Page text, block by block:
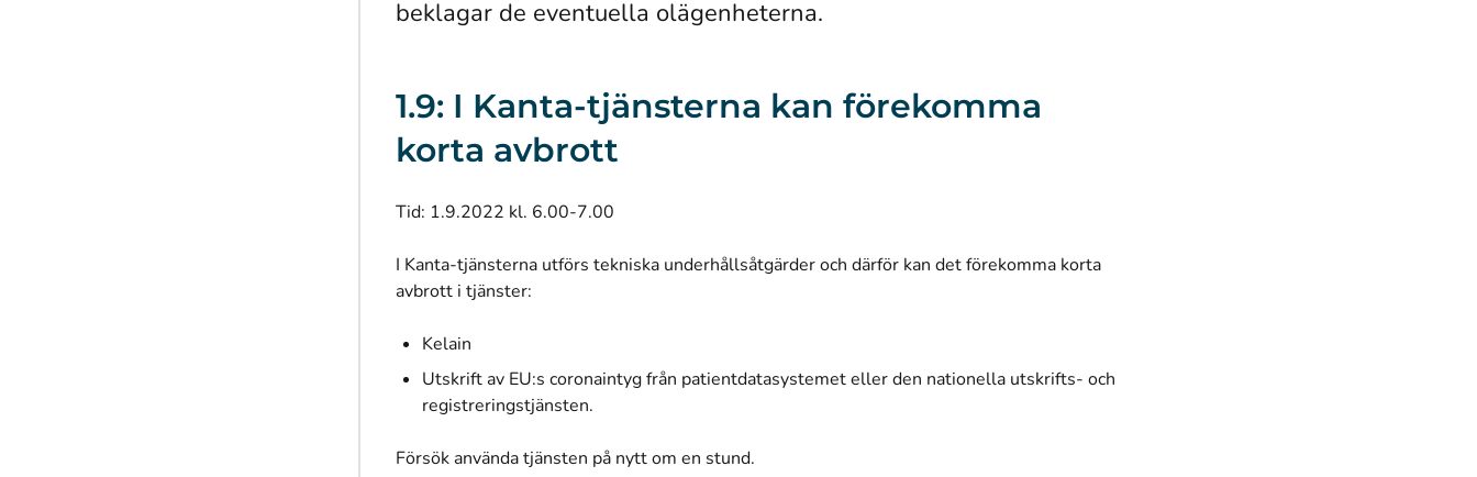
beklagar de eventuella olägenheterna.
1.9: I Kanta-tjänsterna kan förekomma
korta avbrott
Tid: 1.9.2022 kl. 6.00-7.00
I Kanta-tjänsterna utförs tekniska underhållsåtgärder och därför kan det förekomma korta
avbrott i tjänster:
Kelain
Utskrift av EU:s coronaintyg från patientdatasystemet eller den nationella utskrifts- och
registreringstjänsten.
Försök använda tjänsten på nytt om en stund.